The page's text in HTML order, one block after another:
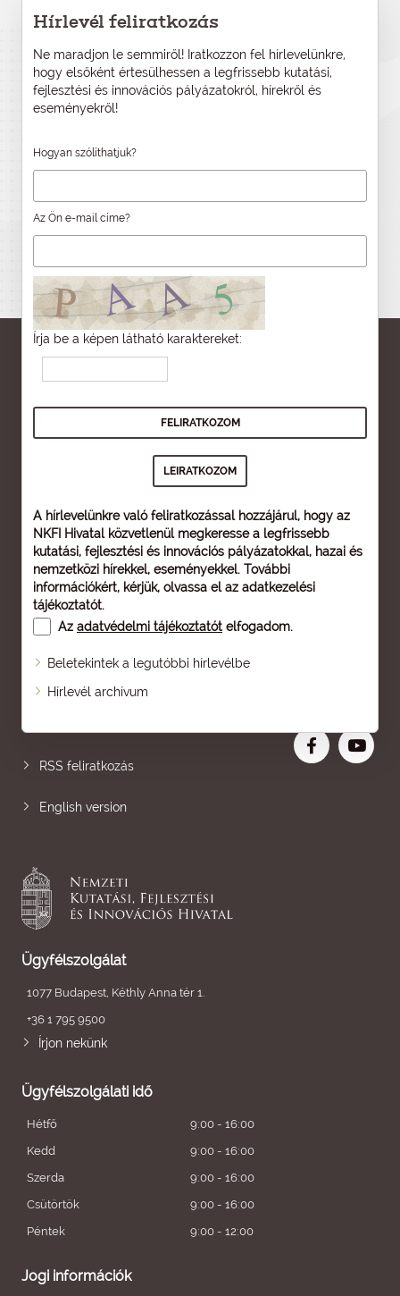
Hírlevél feliratkozás
Ne maradjon le semmiről! Iratkozzon fel hírlevelünkre,
hogy elsőként értesülhessen a legfrissebb kutatási,
fejlesztési és innovációs pályázatokról, hírekről és
eseményekről!
Hogyan szólíthatjuk?
Az Ön e-mail címe?
Írja be a képen látható karaktereket:
A hírlevelünkre való feliratkozással hozzájárul, hogy az
NKFI Hivatal közvetlenül megkeresse a legfrissebb
kutatási, fejlesztési és innovációs pályázatokkal, hazai és
nemzetközi hírekkel, eseményekkel. További
információkért, kérjük, olvassa el az adatkezelési
tájékoztatót.
Az adatvédelmi tájékoztatót elfogadom.
Beletekintek a legutóbbi hírlevélbe
Hírlevél archívum
Oldaltérkép
RSS feliratkozás
English version
Ügyfélszolgálat
1077 Budapest, Kéthly Anna tér 1.
+36 1 795 9500
Írjon nekünk
Ügyfélszolgálati idő
Hétfő
9:00 - 16:00
Kedd
9:00 - 16:00
Szerda
9:00 - 16:00
Csütörtök
9:00 - 16:00
Péntek
9:00 - 12:00
Jogi információk